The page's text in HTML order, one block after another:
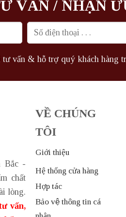
VẤN / NHẬN
vấn & hỗ trợ quý khách hàng
Bắc -
chất
lòng.
vấn,
VỀ CHÚNG
TÔI
Giới thiệu
Hệ thống cửa hàng
Hợp tác
Bảo vệ thông tin cá